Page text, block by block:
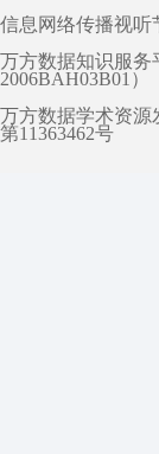
信息网络传播视听
万方数据知识服务
2006BAH03B01）
万方数据学术资源
第11363462号